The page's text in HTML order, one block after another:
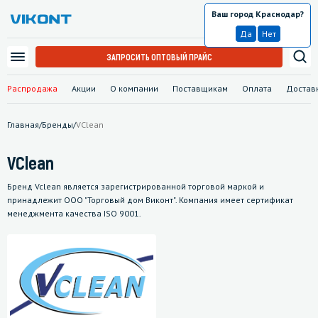
Распродажа Акции О компании Поставщикам Оплата
Краснодар
Ваш город Краснодар?
Да
Нет
ЗАПРОСИТЬ ОПТОВЫЙ ПРАЙС
Главная/Бренды/VClean
VClean
Бренд Vclean является зарегистрированной торговой маркой и
принадлежит ООО "Торговый дом Виконт". Компания имеет сертификат
менеджмента качества ISO 9001.